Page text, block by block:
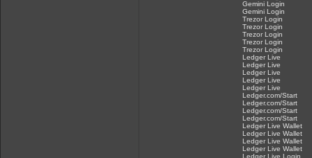
Gemini Login
Gemini Login
Trezor Login
Trezor Login
Trezor Login
Trezor Login
Trezor Login
Ledger Live
Ledger Live
Ledger Live
Ledger Live
Ledger Live
Ledger.com/Start
Ledger.com/Start
Ledger.com/Start
Ledger.com/Start
Ledger Live Wallet
Ledger Live Wallet
Ledger Live Wallet
Ledger Live Wallet
Ledger Live Login